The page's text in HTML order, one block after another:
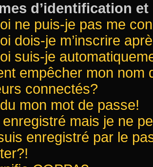
d’identification
ne puis-je pas me
dois-je m’inscrire
suis-je
empêcher mon nom
connectés?
mon mot de passe!
mais je ne
enregistré par le